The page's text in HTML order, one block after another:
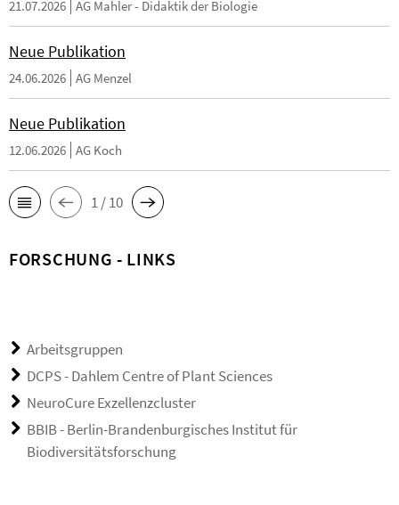
21.07.2026 AG Mahler - Didaktik der Biologie
Neue Publikation
24.06.2026 AG Menzel
Neue Publikation
12.06.2026 AG Koch
1 / 10
FORSCHUNG - LINKS
Arbeitsgruppen
DCPS - Dahlem Centre of Plant Sciences
NeuroCure Exzellenzcluster
BBIB - Berlin-Brandenburgisches Institut für
Biodiversitätsforschung